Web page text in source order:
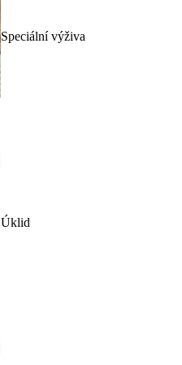
Speciální výživa
Úklid